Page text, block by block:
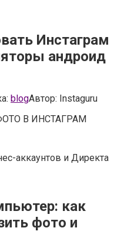
Инстаграм
андроид
blogАвтор: Instaguru
В ИНСТАГРАМ
аккаунтов и Директа
как
фото и